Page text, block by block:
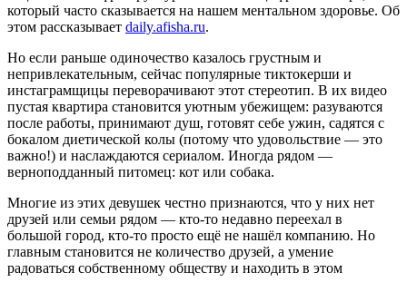
который часто сказывается на нашем ментальном здоровье. Об
этом рассказывает daily.afisha.ru.
Но если раньше одиночество казалось грустным и
непривлекательным, сейчас популярные тиктокерши и
инстаграмщицы переворачивают этот стереотип. В их видео
пустая квартира становится уютным убежищем: разуваются
после работы, принимают душ, готовят себе ужин, садятся с
бокалом диетической колы (потому что удовольствие — это
важно!) и наслаждаются сериалом. Иногда рядом —
верноподданный питомец: кот или собака.
Многие из этих девушек честно признаются, что у них нет
друзей или семьи рядом — кто-то недавно переехал в
большой город, кто-то просто ещё не нашёл компанию. Но
главным становится не количество друзей, а умение
радоваться собственному обществу и находить в этом